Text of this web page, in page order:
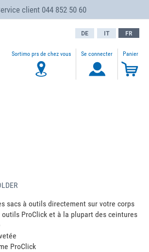
client 044 852 50 60
Panier
Sortimo prs de chez vous Se connecter
FR
DE IT
sacs à outils directement sur votre corps
ProClick et à la plupart des ceintures
ProClick